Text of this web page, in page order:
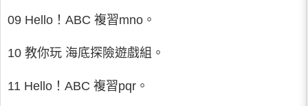
09 Hello！ABC 複習mno。
10 教你玩 海底探險遊戲組。
11 Hello！ABC 複習pqr。